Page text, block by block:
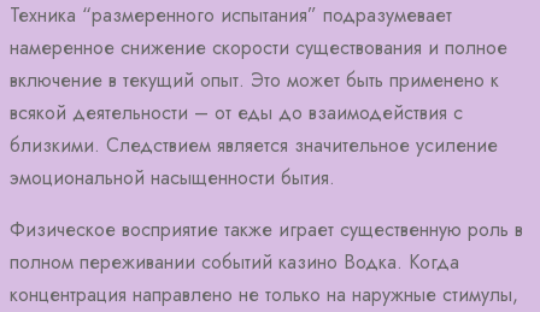
Техника “размеренного испытания” подразумевает
намеренное снижение скорости существования и полное
включение в текущий опыт. Это может быть применено к
всякой деятельности – от еды до взаимодействия с
близкими. Следствием является значительное усиление
эмоциональной насыщенности бытия.
Физическое восприятие также играет существенную роль в
полном переживании событий казино Водка. Когда
концентрация направлено не только на наружные стимулы,